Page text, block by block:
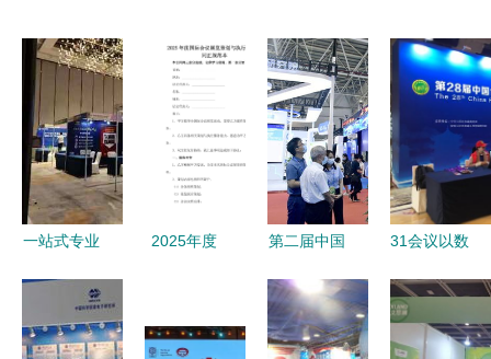
一站式专业
龙华标准展
位租赁、搭
2025年度
行服务合同
第二届中国
品博览会盛
大启幕，引
31会议以数
第28届食博
会，引领会